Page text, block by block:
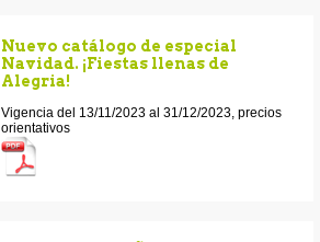
Nuevo catálogo de especial
Navidad. ¡Fiestas llenas de
Alegria!
Vigencia del 13/11/2023 al 31/12/2023, precios
orientativos